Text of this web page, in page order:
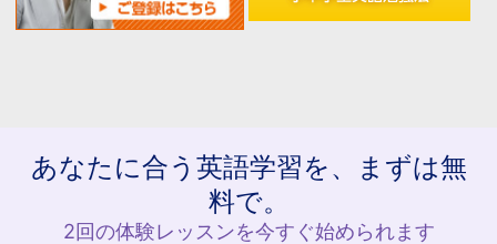
あなたに合う英語学習を、まずは無
料で。
2回の体験レッスンを今すぐ始められます